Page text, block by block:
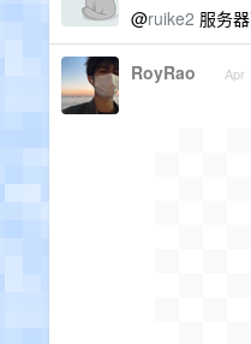
@ruike2 服务
RoyRao Apr